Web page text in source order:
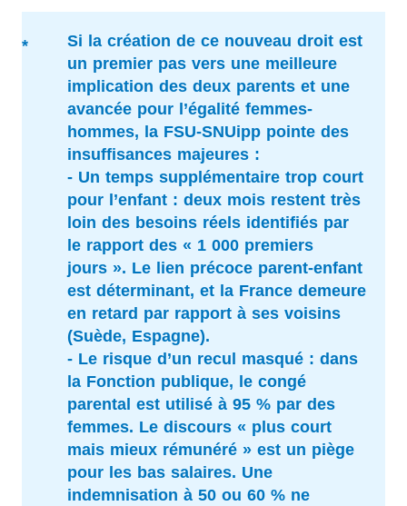
Si la création de ce nouveau droit est
un premier pas vers une meilleure
implication des deux parents et une
avancée pour l’égalité femmes-
hommes, la FSU-SNUipp pointe des
insuffisances majeures :
- Un temps supplémentaire trop court
pour l’enfant : deux mois restent très
loin des besoins réels identifiés par
le rapport des « 1 000 premiers
jours ». Le lien précoce parent-enfant
est déterminant, et la France demeure
en retard par rapport à ses voisins
(Suède, Espagne).
- Le risque d’un recul masqué : dans
la Fonction publique, le congé
parental est utilisé à 95 % par des
femmes. Le discours « plus court
mais mieux rémunéré » est un piège
pour les bas salaires. Une
indemnisation à 50 ou 60 % ne